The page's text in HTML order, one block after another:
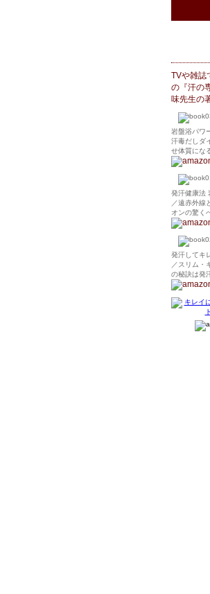
TVや雑誌
の『汗の
味先生の
岩盤浴パワ
汗毒だしダ
せ体質にな
発汗健康法
／遠赤外線
オンの驚く
発汗してキ
／スリム・
の秘訣は発